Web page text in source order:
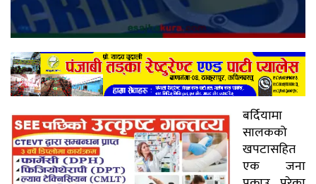
बर्दियामा
सालकको
खपटासहित
एक जना